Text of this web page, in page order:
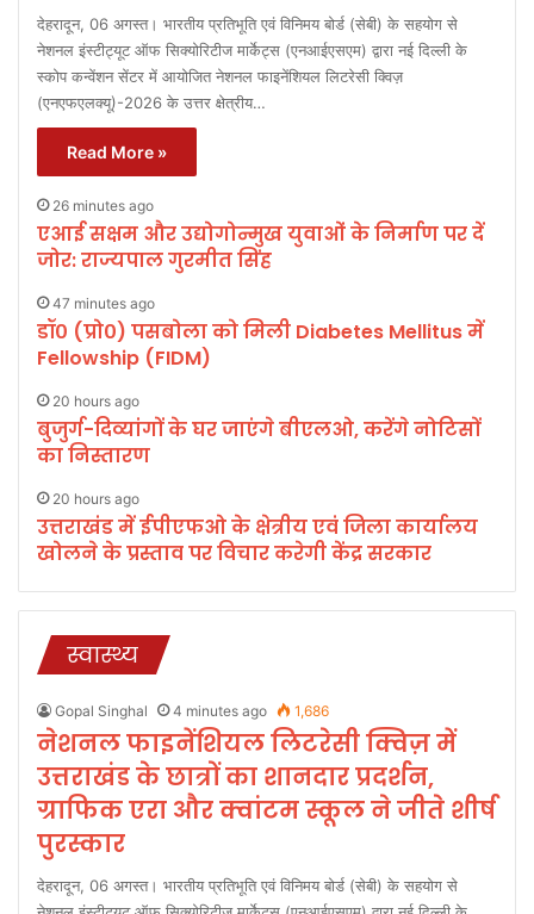
देहरादून, 06 अगस्त। भारतीय प्रतिभूति एवं विनिमय बोर्ड (सेबी) के सहयोग से
नेशनल इंस्टीट्यूट ऑफ सिक्योरिटीज मार्केट्स (एनआईएसएम) द्वारा नई दिल्ली के
स्कोप कन्वेंशन सेंटर में आयोजित नेशनल फाइनेंशियल लिटरेसी क्विज़
(एनएफएलक्यू)-2026 के उत्तर क्षेत्रीय…
Read More »
26 minutes ago
एआई सक्षम और उद्योगोन्मुख युवाओं के निर्माण पर दें
जोर: राज्यपाल गुरमीत सिंह
47 minutes ago
डॉ० (प्रो०) पसबोला को मिली Diabetes Mellitus में
Fellowship (FIDM)
20 hours ago
बुजुर्ग-दिव्यांगों के घर जाएंगे बीएलओ, करेंगे नोटिसों
का निस्तारण
20 hours ago
उत्तराखंड में ईपीएफओ के क्षेत्रीय एवं जिला कार्यालय
खोलने के प्रस्ताव पर विचार करेगी केंद्र सरकार
स्वास्थ्य
Gopal Singhal 4 minutes ago 1,686
नेशनल फाइनेंशियल लिटरेसी क्विज़ में
उत्तराखंड के छात्रों का शानदार प्रदर्शन,
ग्राफिक एरा और क्वांटम स्कूल ने जीते शीर्ष
पुरस्कार
देहरादून, 06 अगस्त। भारतीय प्रतिभूति एवं विनिमय बोर्ड (सेबी) के सहयोग से